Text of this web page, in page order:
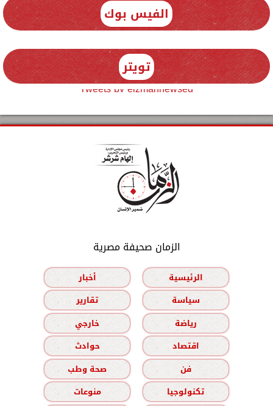
الفيس بوك
تويتر
Tweets by elzmannewseg
الزمان صحيفة مصرية
الرئيسية
أخبار
سياسة
تقارير
رياضة
خارجي
اقتصاد
حوادث
فن
صحة وطب
تكنولوجيا
منوعات